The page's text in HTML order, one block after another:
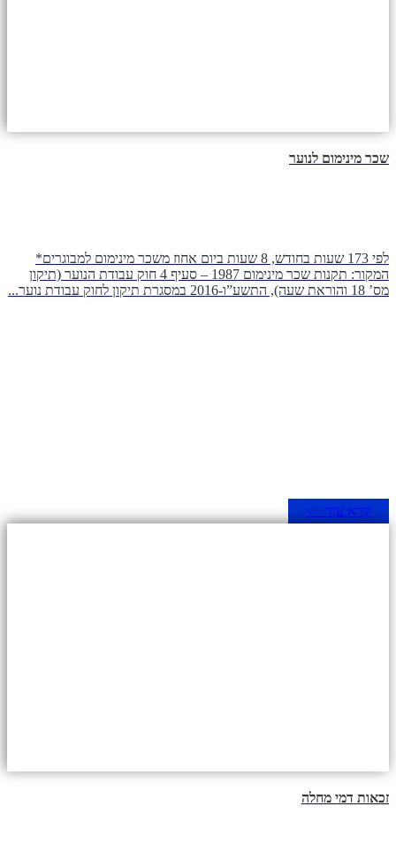
שכר מינימום לנוער
לפי 173 שעות בחודש, 8 שעות ביום אחוז משכר מינימום למבוגרים*
המקור: תקנות שכר מינימום 1987 – סעיף 4 חוק עבודת הנוער (תיקון
מס’ 18 והוראת שעה), התשע”ו-2016 במסגרת תיקון לחוק עבודת נוער...
קרא עוד >>
זכאות דמי מחלה